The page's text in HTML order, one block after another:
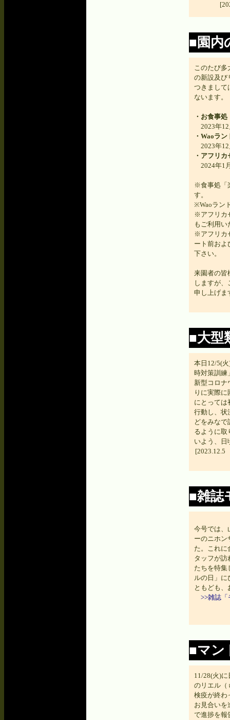
■園内
このたび多
の新設及び
つきまして
ないます。
・お食事
2023年12
・Waoラ
2023年12
・アフリ
2024年1
※食事処「
す。
※Waoラン
※アフリカ
もご利用い
※アフリカ
ート前およ
下さい。
来園者の皆
しますが
申し上げま
■大型
本日12/5(
時対策訓練
新型コロナ
りに実際
にとっては
行動し、状
どをみな
るように取
いよう、日
■雑誌
今号では、
ーのニホン
た。これに
タッフが訪
たちを特集
ルの日」に
ともども、
>>雑誌
■マン
11/28(火)
のリエル（
検疫が終わ
お見合いを
で進捗を報